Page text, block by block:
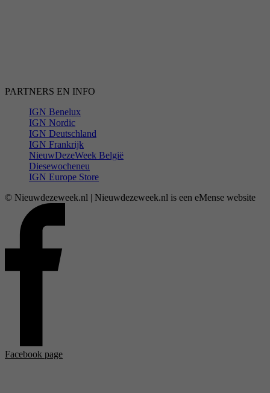
PARTNERS EN INFO
IGN Benelux
IGN Nordic
IGN Deutschland
IGN Frankrijk
NieuwDezeWeek België
Diesewocheneu
IGN Europe Store
© Nieuwdezeweek.nl | Nieuwdezeweek.nl is een eMense website
Facebook page